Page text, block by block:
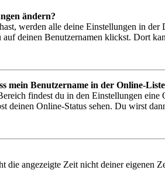
ändern?
werden alle deine Einstellungen in
auf deinen Benutzernamen klickst. Dort
mein Benutzername in der Online-
findest du in den Einstellungen
deinen Online-Status sehen. Du wirst
die angezeigte Zeit nicht deiner eigenen